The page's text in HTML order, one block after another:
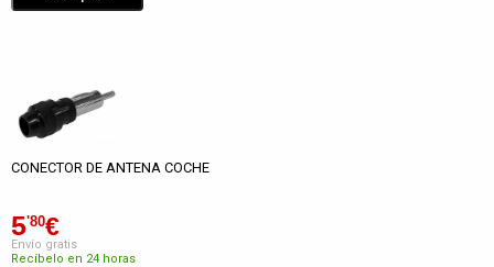
CONECTOR DE ANTENA COCHE
5'80€
Envío gratis
Recíbelo en 24 horas